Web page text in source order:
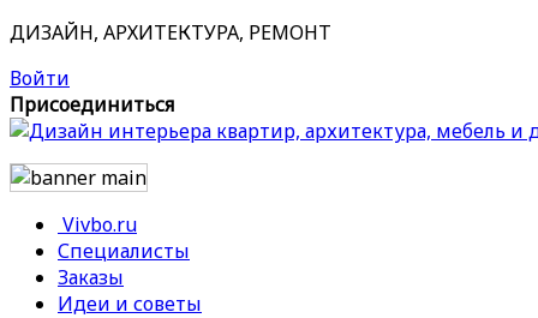
ДИЗАЙН, АРХИТЕКТУРА, РЕМОНТ
Войти
Присоединиться
Vivbo.ru
Специалисты
Заказы
Идеи и советы